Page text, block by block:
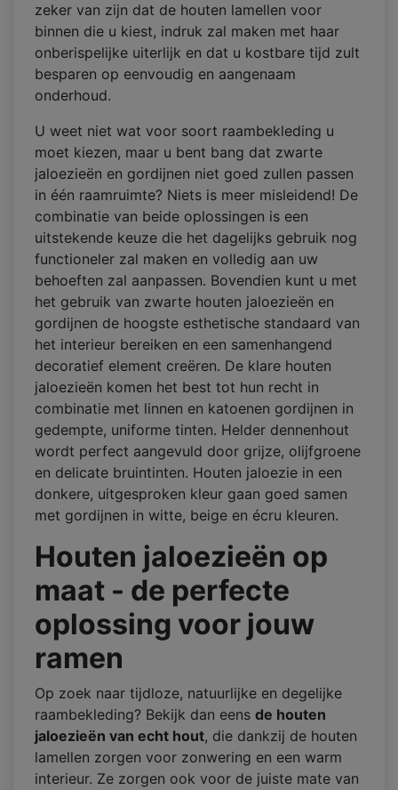
zeker van zijn dat de houten lamellen voor
binnen die u kiest, indruk zal maken met haar
onberispelijke uiterlijk en dat u kostbare tijd zult
besparen op eenvoudig en aangenaam
onderhoud.
U weet niet wat voor soort raambekleding u
moet kiezen, maar u bent bang dat zwarte
jaloezieën en gordijnen niet goed zullen passen
in één raamruimte? Niets is meer misleidend! De
combinatie van beide oplossingen is een
uitstekende keuze die het dagelijks gebruik nog
functioneler zal maken en volledig aan uw
behoeften zal aanpassen. Bovendien kunt u met
het gebruik van zwarte houten jaloezieën en
gordijnen de hoogste esthetische standaard van
het interieur bereiken en een samenhangend
decoratief element creëren. De klare houten
jaloezieën komen het best tot hun recht in
combinatie met linnen en katoenen gordijnen in
gedempte, uniforme tinten. Helder dennenhout
wordt perfect aangevuld door grijze, olijfgroene
en delicate bruintinten. Houten jaloezie in een
donkere, uitgesproken kleur gaan goed samen
met gordijnen in witte, beige en écru kleuren.
Houten jaloezieën op
maat - de perfecte
oplossing voor jouw
ramen
Op zoek naar tijdloze, natuurlijke en degelijke
raambekleding? Bekijk dan eens de houten
jaloezieën van echt hout, die dankzij de houten
lamellen zorgen voor zonwering en een warm
interieur. Ze zorgen ook voor de juiste mate van